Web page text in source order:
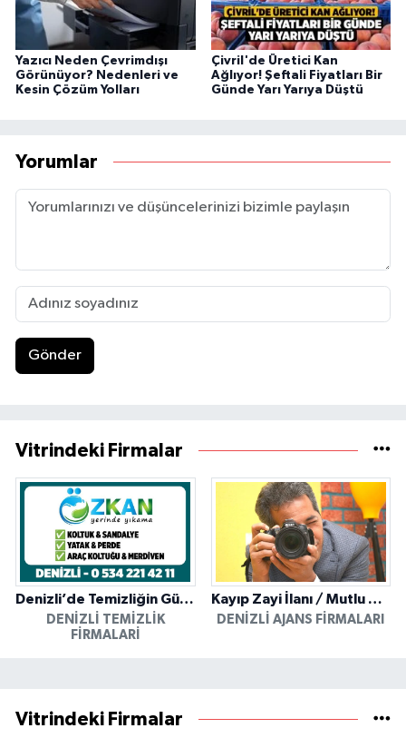
Yazıcı Neden Çevrimdışı
Görünüyor? Nedenleri ve
Kesin Çözüm Yolları
Çivril'de Üretici Kan
Ağlıyor! Şeftali Fiyatları Bir
Günde Yarı Yarıya Düştü
Yorumlar
Gönder
Vitrindeki Firmalar
Denizli’de Temizliğin Güvenilir Adresi: Özkan Yerinde Yıkama
DENIZLI TEMIZLIK
FIRMALARI
Kayıp Zayi İlanı / Mutlu Ajans / Denizli
DENIZLI AJANS FIRMALARI
Vitrindeki Firmalar